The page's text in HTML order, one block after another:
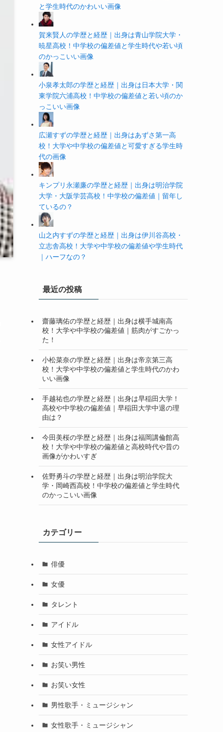
と学生時代のかわいい画像
賀来賢人の学歴と経歴｜出身は青山学院大学・
暁星高校！中学校の偏差値と学生時代や若い頃
のかっこいい画像
小泉孝太郎の学歴と経歴｜出身は日本大学・関
東学院六浦高校！中学校の偏差値と若い頃のか
っこいい画像
広瀬すずの学歴と経歴｜出身はあずさ第一高
校！大学や中学校の偏差値と可愛すぎる学生時
代の画像
キンプリ永瀬廉の学歴と経歴｜出身は明治学院
大学・大阪学芸高校！中学校の偏差値｜留年し
ているの？
山之内すずの学歴と経歴｜出身は伊川谷高校・
立志舎高校！大学や中学校の偏差値や学生時代
｜ハーフなの？
最近の投稿
齋藤璃佑の学歴と経歴｜出身は横手城南高
校！大学や中学校の偏差値｜筋肉がすごかっ
た！
小松菜奈の学歴と経歴｜出身は帝京第三高
校！大学や中学校の偏差値と学生時代のかわ
いい画像
手越祐也の学歴と経歴｜出身は早稲田大学！
高校や中学校の偏差値｜早稲田大学中退の理
由は？
今田美桜の学歴と経歴｜出身は福岡講倫館高
校！大学や中学校の偏差値と高校時代や昔の
画像がかわいすぎ
佐野勇斗の学歴と経歴｜出身は明治学院大
学・岡崎西高校！中学校の偏差値と学生時代
のかっこいい画像
カテゴリー
俳優
女優
タレント
アイドル
女性アイドル
お笑い男性
お笑い女性
男性歌手・ミュージシャン
女性歌手・ミュージシャン